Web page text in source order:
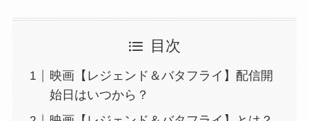
目次
映画【レジェンド＆バタフライ】配信開
始日はいつから？